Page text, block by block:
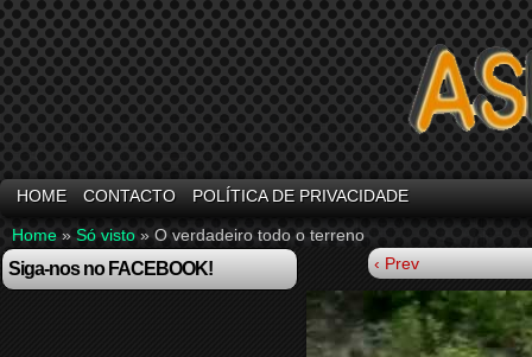
HOME CONTACTO POLÍTICA DE PRIVACIDADE
Home » Só visto » O verdadeiro todo o terreno
Siga-nos no FACEBOOK! ‹ Prev